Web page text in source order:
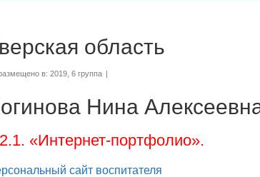
область
в: 2019, 6 группа |
Нина
«Интернет-портфолио».
сайт воспитателя